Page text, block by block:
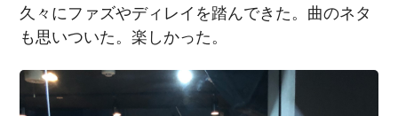
久々にファズやディレイを踏んできた。曲のネタ
も思いついた。楽しかった。